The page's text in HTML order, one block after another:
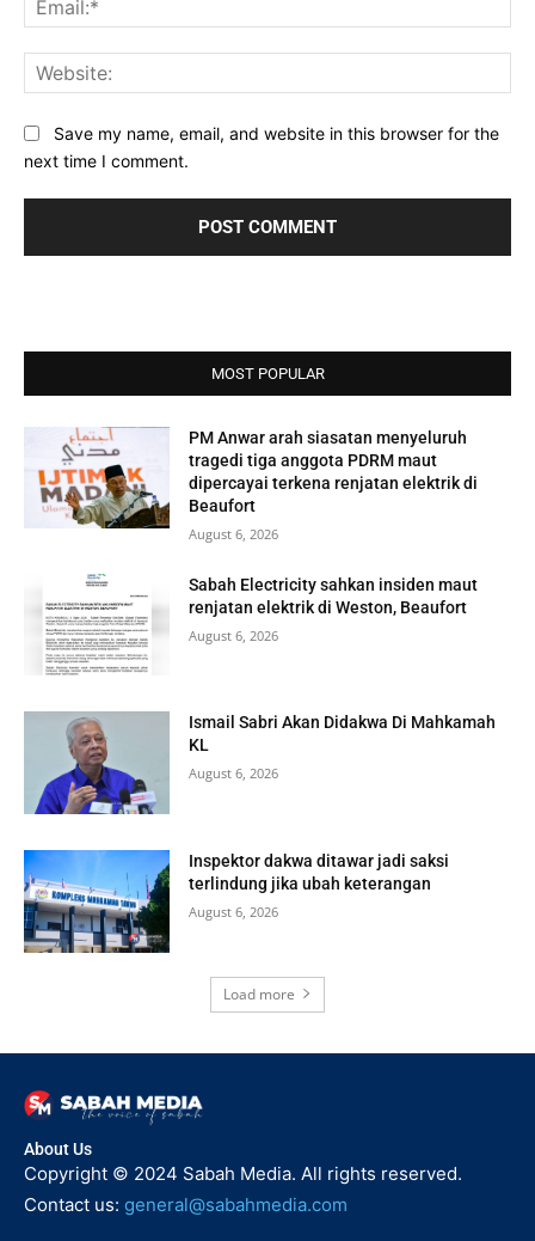
Save my name, email, and website in this browser for the
next time I comment.
MOST POPULAR
PM Anwar arah siasatan menyeluruh
tragedi tiga anggota PDRM maut
dipercayai terkena renjatan elektrik di
Beaufort
August 6, 2026
Sabah Electricity sahkan insiden maut
renjatan elektrik di Weston, Beaufort
August 6, 2026
Ismail Sabri Akan Didakwa Di Mahkamah
KL
August 6, 2026
Inspektor dakwa ditawar jadi saksi
terlindung jika ubah keterangan
August 6, 2026
Load more
About Us
Copyright © 2024 Sabah Media. All rights reserved.
Contact us: general@sabahmedia.com